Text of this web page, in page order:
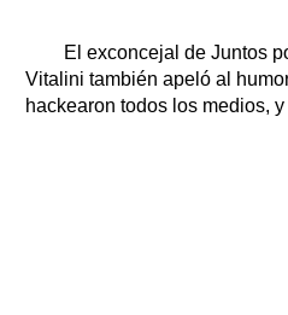
El exconcejal de Juntos
Vitalini también apeló al
hackearon todos los medios,